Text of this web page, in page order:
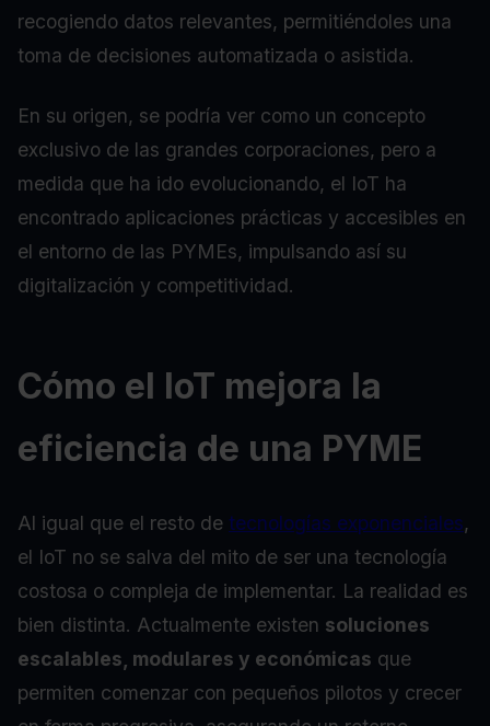
recogiendo datos relevantes, permitiéndoles una
toma de decisiones automatizada o asistida.
En su origen, se podría ver como un concepto
exclusivo de las grandes corporaciones, pero a
medida que ha ido evolucionando, el IoT ha
encontrado aplicaciones prácticas y accesibles en
el entorno de las PYMEs, impulsando así su
digitalización y competitividad.
Cómo el IoT mejora la
eficiencia de una PYME
Al igual que el resto de tecnologías exponenciales,
el IoT no se salva del mito de ser una tecnología
costosa o compleja de implementar. La realidad es
bien distinta. Actualmente existen soluciones
escalables, modulares y económicas que
permiten comenzar con pequeños pilotos y crecer